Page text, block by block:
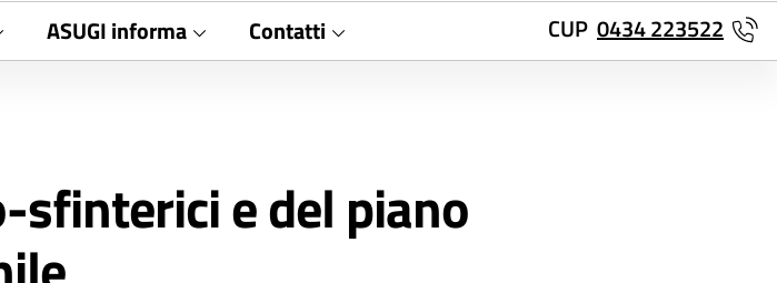
ASUGI informa Contatti CUP 0434 223522
sfinterici e del piano